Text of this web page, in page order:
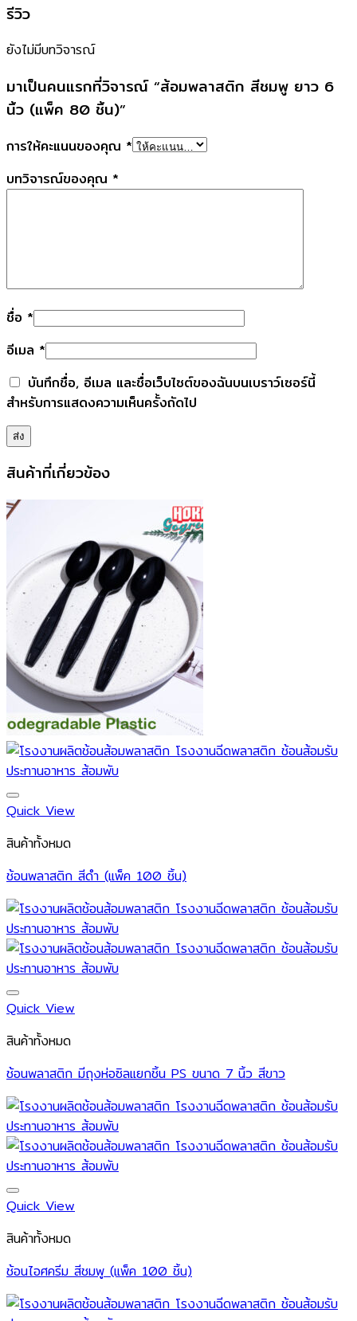
รีวิว
ยังไม่มีบทวิจารณ์
มาเป็นคนแรกที่วิจารณ์ “ส้อมพลาสติก สีชมพู ยาว 6
นิ้ว (แพ็ค 80 ชิ้น)”
การให้คะแนนของคุณ *
บทวิจารณ์ของคุณ *
ชื่อ *
อีเมล *
บันทึกชื่อ, อีเมล และชื่อเว็บไซต์ของฉันบนเบราว์เซอร์นี้
สำหรับการแสดงความเห็นครั้งถัดไป
สินค้าที่เกี่ยวข้อง
Quick View
สินค้าทั้งหมด
ช้อนพลาสติก สีดำ (แพ็ค 100 ชิ้น)
Quick View
สินค้าทั้งหมด
ช้อนพลาสติก มีถุงห่อซิลแยกชิ้น PS ขนาด 7 นิ้ว สีขาว
Quick View
สินค้าทั้งหมด
ช้อนไอศครีม สีชมพู (แพ็ค 100 ชิ้น)